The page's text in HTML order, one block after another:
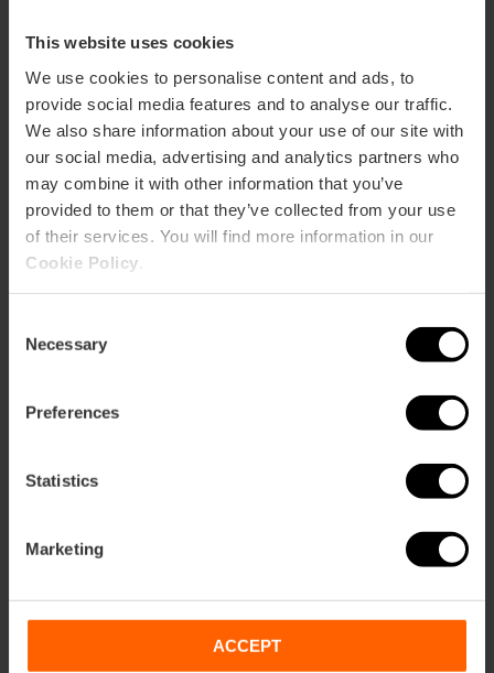
This website uses cookies
We use cookies to personalise content and ads, to
provide social media features and to analyse our traffic.
We also share information about your use of our site with
our social media, advertising and analytics partners who
may combine it with other information that you’ve
provided to them or that they’ve collected from your use
of their services. You will find more information in our
Cookie Policy
Selection
Necessary
Preferences
Statistics
Marketing
ACCEPT
Valencia Tourist Card 7 jours sans
transports
À partir de15,00 € 13,50 €